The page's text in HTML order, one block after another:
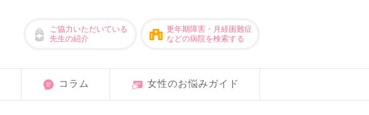
ご協力いただいている
先生の紹介
更年期障害・月経困難症
などの病院を検索する
コラム 女性のお悩みガイド